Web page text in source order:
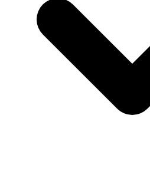
費用相場を見る